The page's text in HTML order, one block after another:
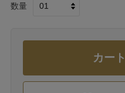
数量
カー